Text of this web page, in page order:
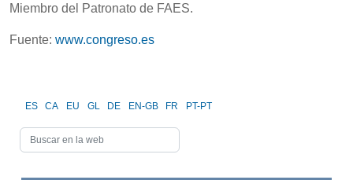
Miembro del Patronato de FAES.
Fuente: www.congreso.es
ES CA EU GL DE EN-GB FR PT-PT